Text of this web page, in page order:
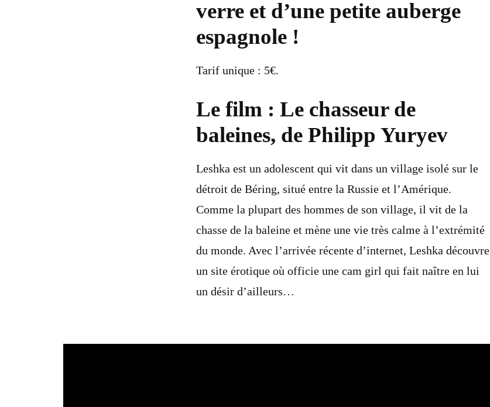
verre et d’une petite auberge
espagnole !
Tarif unique : 5€.
Le film : Le chasseur de
baleines, de Philipp Yuryev
Leshka est un adolescent qui vit dans un village isolé sur le
détroit de Béring, situé entre la Russie et l’Amérique.
Comme la plupart des hommes de son village, il vit de la
chasse de la baleine et mène une vie très calme à l’extrémité
du monde. Avec l’arrivée récente d’internet, Leshka découvre
un site érotique où officie une cam girl qui fait naître en lui
un désir d’ailleurs…